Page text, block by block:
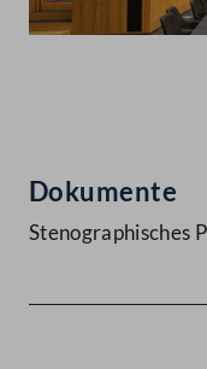
Dokumente
Stenographisches